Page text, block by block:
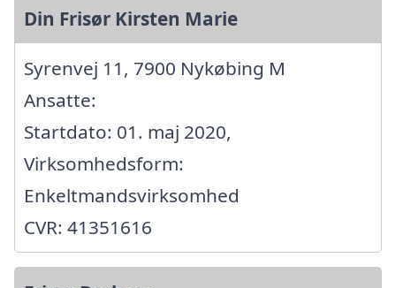
Din Frisør Kirsten Marie
Syrenvej 11, 7900 Nykøbing M
Ansatte:
Startdato: 01. maj 2020,
Virksomhedsform:
Enkeltmandsvirksomhed
CVR: 41351616